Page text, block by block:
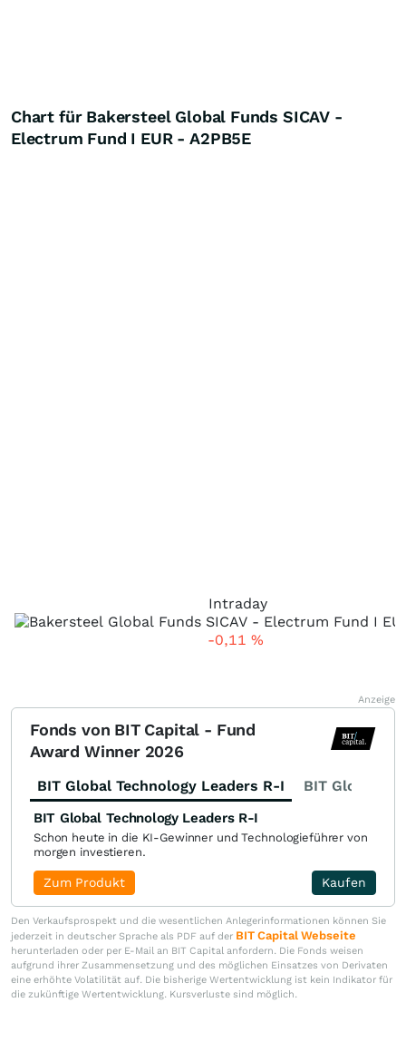
Chart für Bakersteel Global Funds SICAV -
Electrum Fund I EUR - A2PB5E
Intraday
-0,11 %
Anzeige
Fonds von BIT Capital - Fund
Award Winner 2026
BIT Global Technology Leaders R-I BIT Global
BIT Global Technology Leaders R-I
Schon heute in die KI-Gewinner und Technologieführer von
morgen investieren.
Kaufen
Zum Produkt
Den Verkaufsprospekt und die wesentlichen Anlegerinformationen können Sie
jederzeit in deutscher Sprache als PDF auf der BIT Capital Webseite
herunterladen oder per E-Mail an BIT Capital anfordern. Die Fonds weisen
aufgrund ihrer Zusammensetzung und des möglichen Einsatzes von Derivaten
eine erhöhte Volatilität auf. Die bisherige Wertentwicklung ist kein Indikator für
die zukünftige Wertentwicklung. Kursverluste sind möglich.